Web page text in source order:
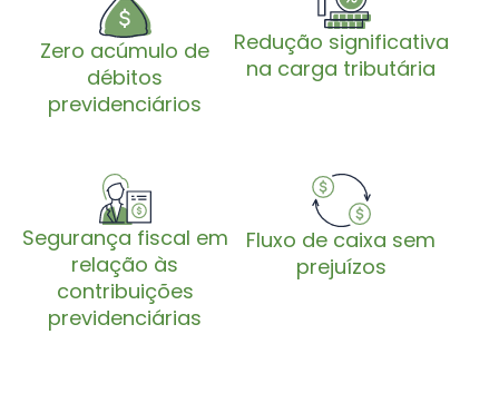
Zero acúmulo de
débitos
previdenciários
Redução significativa
na carga tributária
Segurança fiscal em
relação às
contribuições
previdenciárias
Fluxo de caixa sem
prejuízos